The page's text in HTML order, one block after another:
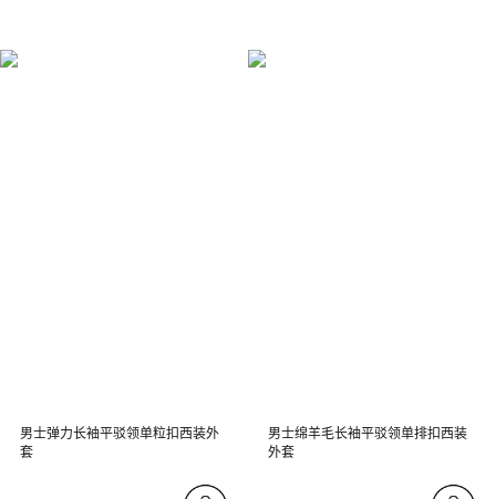
男士弹力长袖平驳领单粒扣西装外
套
男士绵羊毛长袖平驳领单排扣西装
外套